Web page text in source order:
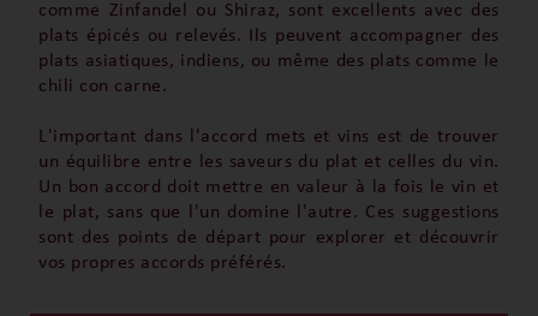
comme Zinfandel ou Shiraz, sont excellents avec des
plats épicés ou relevés. Ils peuvent accompagner des
plats asiatiques, indiens, ou même des plats comme le
chili con carne.
L'important dans l'accord mets et vins est de trouver
un équilibre entre les saveurs du plat et celles du vin.
Un bon accord doit mettre en valeur à la fois le vin et
le plat, sans que l'un domine l'autre. Ces suggestions
sont des points de départ pour explorer et découvrir
vos propres accords préférés.